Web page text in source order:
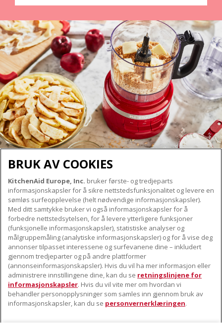
OM KITCHENAID
Merkets kjerne
Merkehistorie
ODR
VÅRE PRODUKTER
Små apparater
Produkttilbehør
KUNDESERVICE
Finn et servicesenter nær deg
Garanti og dokumenter
Kontaktinformasjon
FØLG OSS
BRUK AV COOKIES
KitchenAid Europe, Inc. bruker første- og tredjeparts
informasjonskapsler for å sikre nettstedsfunksjonalitet og levere en
sømløs surfeopplevelse (helt nødvendige informasjonskapsler).
Med ditt samtykke bruker vi også informasjonskapsler for å
forbedre nettstedsytelsen, for å levere ytterligere funksjoner
(funksjonelle informasjonskapsler), statistiske analyser og
målgruppemåling (analytiske informasjonskapsler) og for å vise deg
annonser tilpasset interessene og surfevanene dine – inkludert
gjennom tredjeparter og på andre plattformer
(annonseinformasjonskapsler). Hvis du vil ha mer informasjon eller
administrere innstillingene dine, kan du se retningslinjene for
informasjonskapsler. Hvis du vil vite mer om hvordan vi
behandler personopplysninger som samles inn gjennom bruk av
informasjonskapsler, kan du se personvernerklæringen.